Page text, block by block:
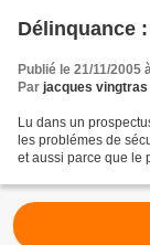
Délinquance
Publié le 21/11/2005
Par jacques vingtras
Lu dans un
les problémes de
et aussi parce que le